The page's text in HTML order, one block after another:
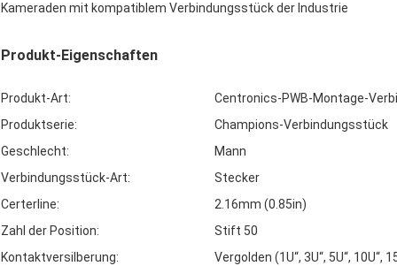
Kameraden mit kompatiblem Verbindungsstück der Industrie
Produkt-Eigenschaften
Produkt-Art:
Centronics-PWB-Montage-
Produktserie:
Champions-Verbindungsstück
Geschlecht:
Mann
Verbindungsstück-Art:
Stecker
Certerline:
2.16mm (0.85in)
Zahl der Position:
Stift 50
Kontaktversilberung:
Vergolden (1U“, 3U“, 5U“, 10U“,